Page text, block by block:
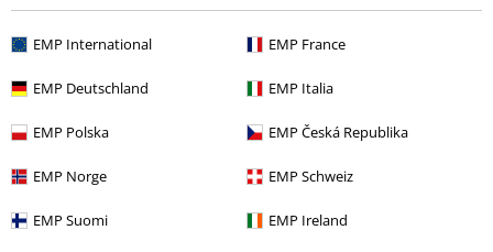
EMP International EMP France
EMP Deutschland EMP Italia
EMP Polska EMP Česká Republika
EMP Norge EMP Schweiz
EMP Suomi EMP Ireland
Política de Devolución
Devolver un artículo
Información de tallas generales
Cancelar mi membresía BSC
Métodos de pago